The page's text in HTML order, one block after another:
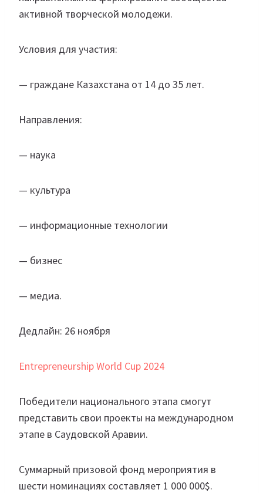
активной творческой молодежи.
Условия для участия:
— граждане Казахстана от 14 до 35 лет.
Направления:
— наука
— культура
— информационные технологии
— бизнес
— медиа.
Дедлайн: 26 ноября
Entrepreneurship World Cup 2024
Победители национального этапа смогут
представить свои проекты на международном
этапе в Саудовской Аравии.
Суммарный призовой фонд мероприятия в
шести номинациях составляет 1 000 000$.